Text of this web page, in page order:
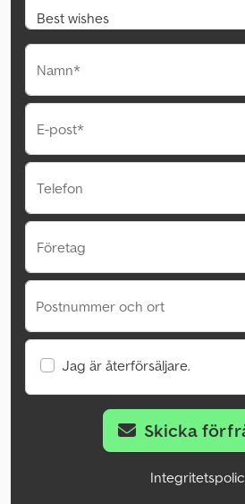
Namn*
E-post*
Telefon
Företag
Postnummer och ort
Jag är återförsäljare.
Skicka